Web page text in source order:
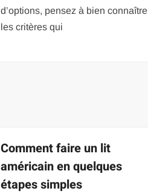
d’options, pensez à bien connaître
les critères qui
Comment faire un lit
américain en quelques
étapes simples